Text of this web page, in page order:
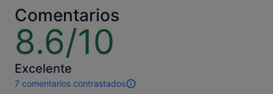
por
adulto
Comentarios
8.6/10
8.6
sobre
10
Excelente
7 comentarios contrastados
7 comentarios